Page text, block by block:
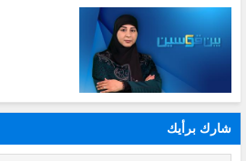
شارك برأيك